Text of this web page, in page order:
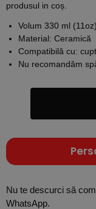
produsul in coș.
Volum 330 ml (11oz)
Material: Ceramică
Compatibilă cu:
Nu recomandăm
Nu te descurci să
WhatsApp.